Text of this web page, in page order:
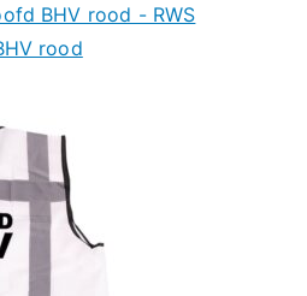
BHV rood - RWS
rood